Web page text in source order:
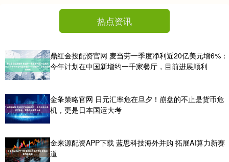
热点资讯
鼎红金投配资官网 麦当劳一季度净利近20亿美元增6%：
今年计划在中国新增约一千家餐厅，目前进展顺利
金夆策略官网 日元汇率危在旦夕！崩盘的不止是货币危
机，更是日本国运大考
金来源配资APP下载 蓝思科技海外并购 拓展AI算力新赛
道